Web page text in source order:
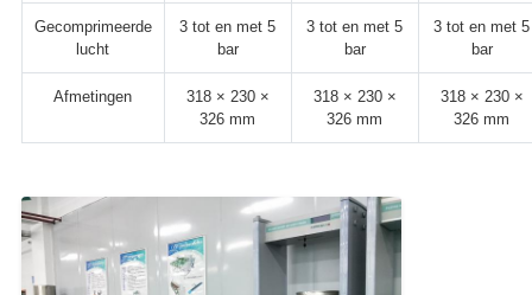
Gecomprimeerde
lucht
3 tot en met 5
bar
3 tot en met 5
bar
3 tot en met 5
bar
Afmetingen
318 × 230 ×
326 mm
318 × 230 ×
326 mm
318 × 230 ×
326 mm